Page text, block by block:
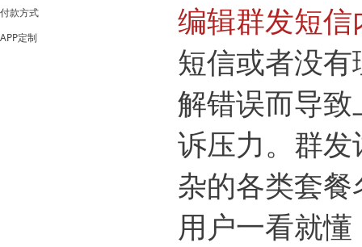
付款方式
APP定制
编辑群发短
短信或者没
解错误而导
诉压力。群发
杂的各类套
用户一看就